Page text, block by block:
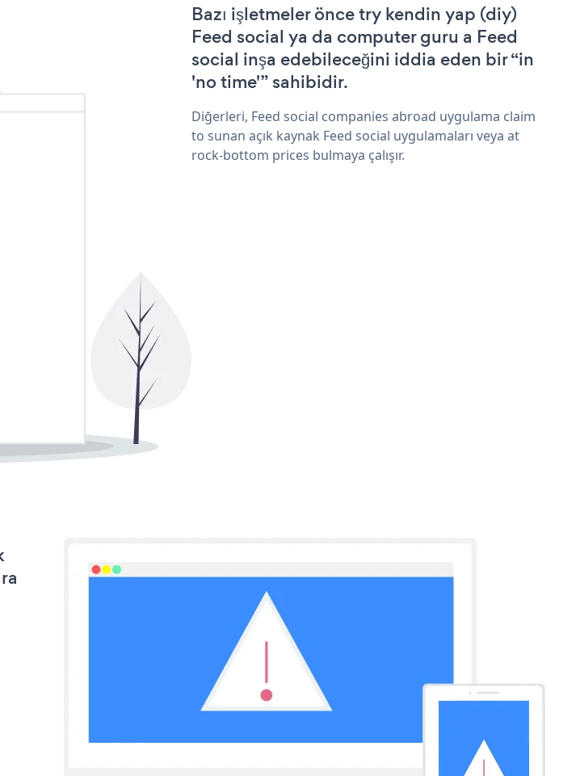
Bazı işletmeler önce try kendin yap (diy)
Feed social ya da computer guru a Feed
social inşa edebileceğini iddia eden bir “in
'no time'” sahibidir.
Diğerleri, Feed social companies abroad uygulama claim
to sunan açık kaynak Feed social uygulamaları veya at
rock-bottom prices bulmaya çalışır.